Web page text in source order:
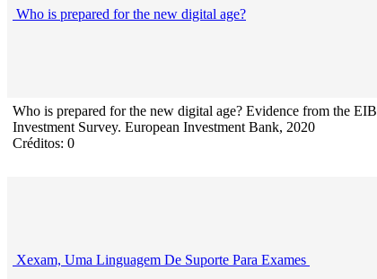
Who is prepared for the new digital age?
Who is prepared for the new digital age? Evidence from the EIB
Investment Survey. European Investment Bank, 2020
Créditos: 0
Xexam, Uma Linguagem De Suporte Para Exames